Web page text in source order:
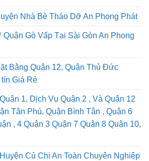
Nhà Bè Tháo Dỡ An Phong Phát
Gò Vấp Tại Sài Gòn An Phong
Bằng Quận 12, Quận Thủ Đức
Giá Rẻ
1, Dịch Vụ Quận 2 , Và Quận 12
Tân Phú, Quận Bình Tân , Quận 6
, 4 Quận 3 Quận 7 Quận 8 Quận 10,
Củ Chi An Toàn Chuyên Nghiệp